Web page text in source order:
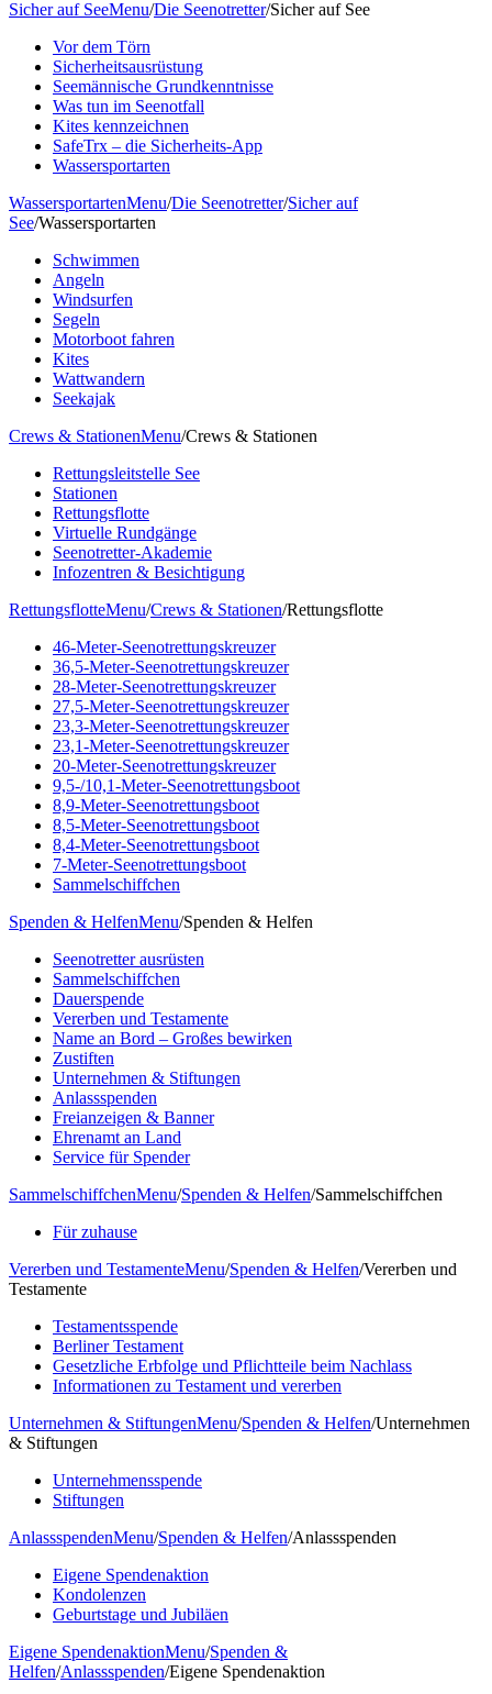
Sicher auf SeeMenu/Die Seenotretter/Sicher auf See
Vor dem Törn
Sicherheitsausrüstung
Seemännische Grundkenntnisse
Was tun im Seenotfall
Kites kennzeichnen
SafeTrx – die Sicherheits-App
Wassersportarten
WassersportartenMenu/Die Seenotretter/Sicher auf
See/Wassersportarten
Schwimmen
Angeln
Windsurfen
Segeln
Motorboot fahren
Kites
Wattwandern
Seekajak
Crews & StationenMenu/Crews & Stationen
Rettungsleitstelle See
Stationen
Rettungsflotte
Virtuelle Rundgänge
Seenotretter-Akademie
Infozentren & Besichtigung
RettungsflotteMenu/Crews & Stationen/Rettungsflotte
46-Meter-Seenotrettungskreuzer
36,5-Meter-Seenotrettungskreuzer
28-Meter-Seenotrettungskreuzer
27,5-Meter-Seenotrettungskreuzer
23,3-Meter-Seenotrettungskreuzer
23,1-Meter-Seenotrettungskreuzer
20-Meter-Seenotrettungskreuzer
9,5-/10,1-Meter-Seenotrettungsboot
8,9-Meter-Seenotrettungsboot
8,5-Meter-Seenotrettungsboot
8,4-Meter-Seenotrettungsboot
7-Meter-Seenotrettungsboot
Sammelschiffchen
Spenden & HelfenMenu/Spenden & Helfen
Seenotretter ausrüsten
Sammelschiffchen
Dauerspende
Vererben und Testamente
Name an Bord – Großes bewirken
Zustiften
Unternehmen & Stiftungen
Anlassspenden
Freianzeigen & Banner
Ehrenamt an Land
Service für Spender
SammelschiffchenMenu/Spenden & Helfen/Sammelschiffchen
Für zuhause
Vererben und TestamenteMenu/Spenden & Helfen/Vererben und
Testamente
Testamentsspende
Berliner Testament
Gesetzliche Erbfolge und Pflichtteile beim Nachlass
Informationen zu Testament und vererben
Unternehmen & StiftungenMenu/Spenden & Helfen/Unternehmen
& Stiftungen
Unternehmensspende
Stiftungen
AnlassspendenMenu/Spenden & Helfen/Anlassspenden
Eigene Spendenaktion
Kondolenzen
Geburtstage und Jubiläen
Eigene SpendenaktionMenu/Spenden &
Helfen/Anlassspenden/Eigene Spendenaktion